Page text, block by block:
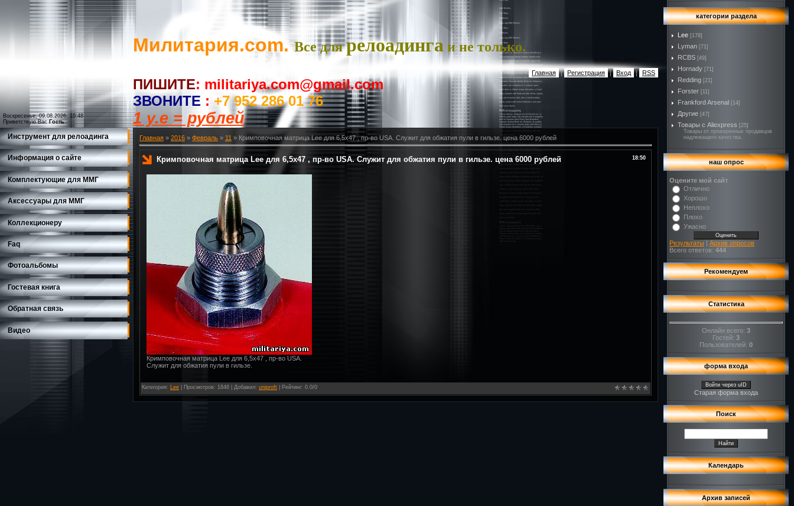
Воскресенье, 09.08.2026, 10:48
Приветствую Вас Гость
Милитария.com.Все длярелоадинга и не только.
Главная | Регистрация | Вход | RSS
ПИШИТЕ: militariya.com@gmail.com
ЗВОНИТЕ : +7 952 286 01 76
1 у.е = рублей
Инструмент для релоадинга
Информация о сайте
Комплектующие для ММГ
Аксессуары для ММГ
Коллекционеру
Faq
Фотоальбомы
Гостевая книга
Обратная связь
Видео
Главная » 2016 » Февраль » 11 » Кримповочная матрица Lee для 6,5х47 , пр-во USA. Служит для обжатия пули в гильзе. цена 6000 рублей
18:50
Кримповочная матрица Lee для 6,5х47 , пр-во USA. Служит для обжатия пули в гильзе. цена 6000 рублей
Кримповочная матрица Lee для 6,5х47 , пр-во USA.
Служит для обжатия пули в гильзе.
Категория: Lee Просмотров: 1846 | Добавил: uniproft Рейтинг: 0.0/0
категории раздела
Lee [178]
Lyman [71]
RCBS [49]
Hornady [71]
Redding [21]
Forster [11]
Frankford Arsenal [14]
Другие [47]
Товары с Aliexpress [25]
Товары от проверенных продавцов
надлежащего качества.
наш опрос
Оцените мой сайт
Отлично
Хорошо
Неплохо
Плохо
Ужасно
Результаты | Архив опросов
Всего ответов: 444
Рекомендуем
Статистика
Онлайн всего: 3
Гостей: 3
Пользователей: 0
форма входа
Войти через uID
Старая форма входа
Поиск
Календарь
Архив записей